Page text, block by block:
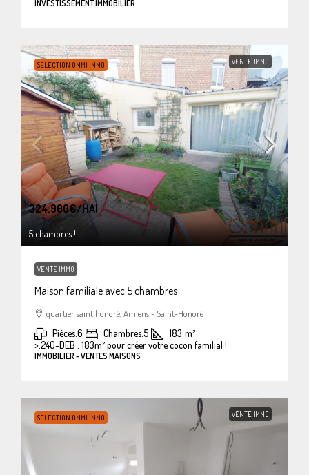
INVESTISSEMENT IMMOBILIER
SÉLECTION OMMI IMMO VENTE IMMO
324.900€/HAI
5 chambres !
VENTE IMMO
Maison familiale avec 5 chambres
quartier saint honoré, Amiens - Saint-Honoré
Pièces:6 Chambres:5 183 m²
>:240-DEB : 183m² pour créer votre cocon familial !
IMMOBILIER - VENTES MAISONS
SÉLECTION OMMI IMMO VENTE IMMO